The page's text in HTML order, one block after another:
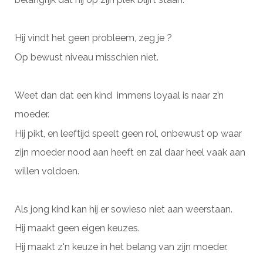
Hij vindt het geen probleem, zeg je ?
Op bewust niveau misschien niet.
Weet dan dat een kind immens loyaal is naar z’n
moeder.
Hij pikt, en leeftijd speelt geen rol, onbewust op waar
zijn moeder nood aan heeft en zal daar heel vaak aan
willen voldoen.
Als jong kind kan hij er sowieso niet aan weerstaan.
Hij maakt geen eigen keuzes.
Hij maakt z'n keuze in het belang van zijn moeder.